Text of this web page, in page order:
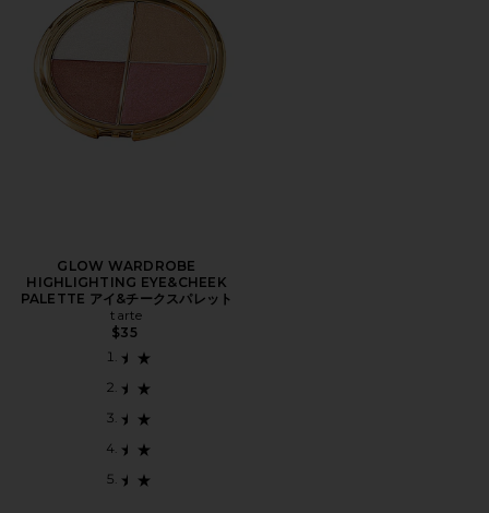
GLOW WARDROBE
HIGHLIGHTING EYE&CHEEK
PALETTE アイ&チークスパレット
tarte
$35